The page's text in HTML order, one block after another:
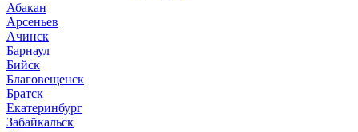
Абакан
Арсеньев
Ачинск
Барнаул
Бийск
Благовещенск
Братск
Екатеринбург
Забайкальск